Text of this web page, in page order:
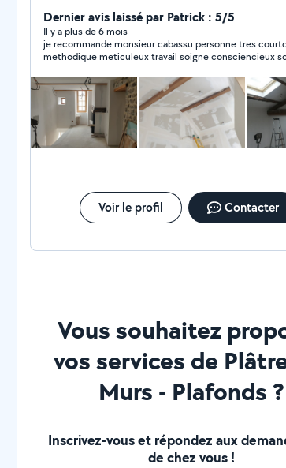
peint - Crépi - Bandes à joint - Placo - Pose
flottant
Dernier avis laissé par Patrick : 5/5
Il y a plus de 6 mois
je recommande monsieur cabassu personne tres
methodique meticuleux travail soigne consciencieux
Voir le profil Contacter
Vous souhaitez
vos services de
Murs - Plafonds ?
Inscrivez-vous et répondez aux
de chez vous !